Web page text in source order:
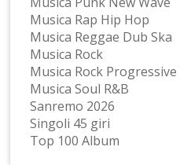
Musica Rap Hip Hop
Musica Reggae Dub Ska
Musica Rock
Musica Rock
Musica Soul R&B
Sanremo 2026
Singoli 45 giri
Top 100 Album